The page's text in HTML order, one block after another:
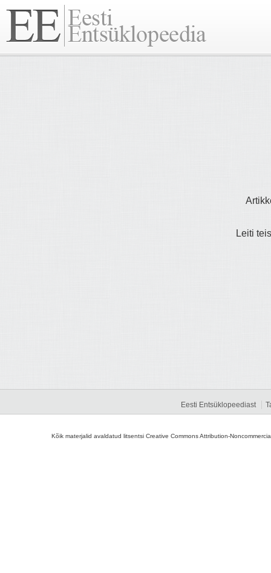
Leiti
Eesti Entsüklopeediast
Kõik materjalid avaldatud litsentsi Creative Commons Attribution-